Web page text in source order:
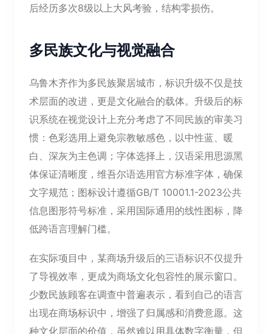
后经历多次8级以上大风考验，结构零损伤。
多民族文化与视觉融合
乌鲁木齐作为多民族聚居城市，标识升级不仅是技
术层面的改进，更是文化融合的载体。升级后的标
识系统在视觉设计上充分考虑了不同民族的审美习
惯：色彩选用上避免宗教敏感色，以中性蓝、暖
白、深灰为主色调；字体选择上，汉语采用思源黑
体保证清晰度，维吾尔语选用官方标准字体，确保
文字规范；图标设计遵循GB/T 10001.1-2023公共
信息图形符号标准，采用国际通用的线性图标，降
低跨语言理解门槛。
在实际项目中，某商场升级后的三语标识不仅提升
了导视效率，更成为商场文化包容性的展示窗口。
少数民族顾客在调查中普遍表示，看到自己的语言
出现在商场标识中，增强了归属感和消费意愿。这
种文化层面的价值，虽然难以用具体数字衡量，但